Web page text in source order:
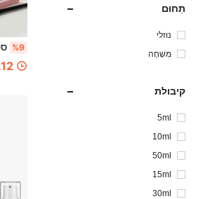
תְחוּם
נוזלי
מִשְׁחָה
קיבולת
5ml
10ml
50ml
15ml
30ml
%9